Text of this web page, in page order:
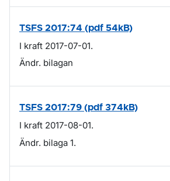
TSFS 2017:74 (pdf 54kB)
I kraft 2017-07-01.
Ändr. bilagan
TSFS 2017:79 (pdf 374kB)
I kraft 2017-08-01.
Ändr. bilaga 1.